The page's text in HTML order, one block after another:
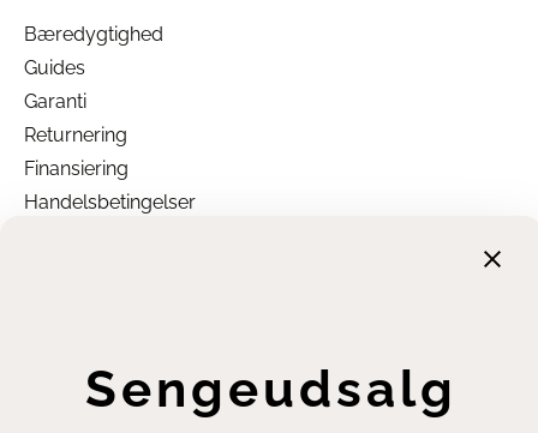
Sengeudsalg
Bæredygtighed
Guides
Garanti
Returnering
Finansiering
Handelsbetingelser